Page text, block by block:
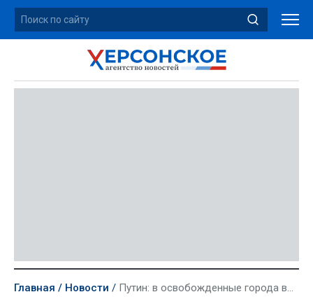
Главная Новости Путин: в освобожденные города возвращаются люди, в Мариуполь — уже около 300 тыс. человек